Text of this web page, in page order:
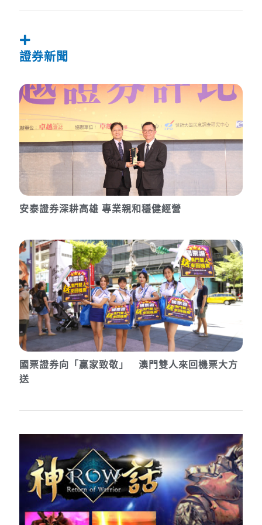
證券新聞
安泰證券深耕高雄 專業親和穩健經營
國票證券向「贏家致敬」 澳門雙人來回機票大方
送